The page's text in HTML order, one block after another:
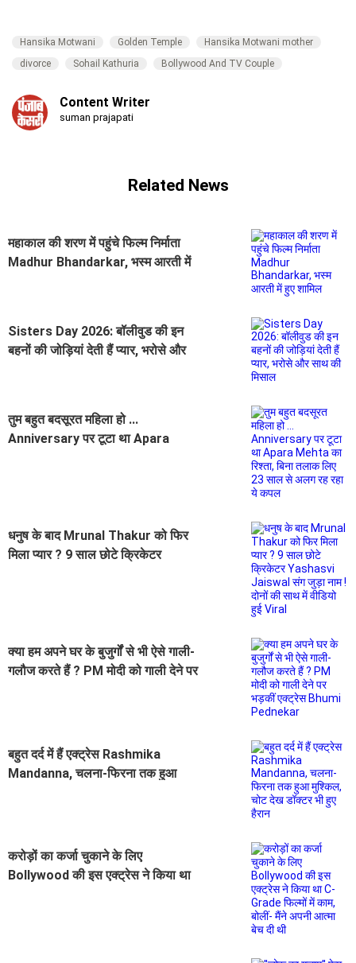
Hansika Motwani Golden Temple
Hansika Motwani mother
divorce
Sohail Kathuria Bollywood And TV Couple
Content Writer
suman prajapati
Related News
महाकाल की शरण में पहुंचे फिल्म निर्माता
Madhur Bhandarkar, भस्म आरती में
Sisters Day 2026: बॉलीवुड की इन
बहनों की जोड़ियां देती हैं प्यार, भरोसे और
तुम बहुत बदसूरत महिला हो ...
Anniversary पर टूटा था Apara
धनुष के बाद Mrunal Thakur को फिर
मिला प्यार ? 9 साल छोटे क्रिकेटर
क्या हम अपने घर के बुजुर्गों से भी ऐसे गाली-
गलौज करते हैं ? PM मोदी को गाली देने पर
बहुत दर्द में हैं एक्ट्रेस Rashmika
Mandanna, चलना-फिरना तक हुआ
करोड़ों का कर्जा चुकाने के लिए
Bollywood की इस एक्ट्रेस ने किया था